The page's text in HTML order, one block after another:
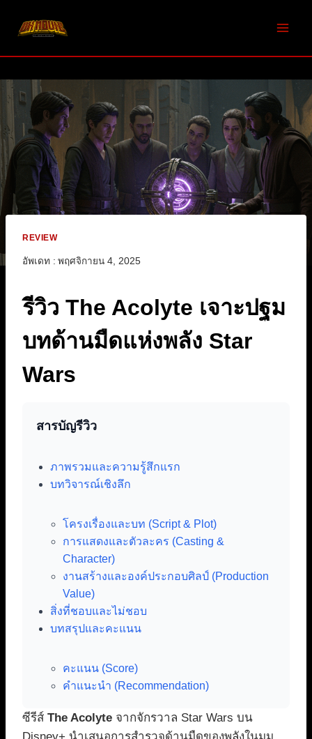
REVIEW
อัพเดท : พฤศจิกายน 4, 2025
รีวิว The Acolyte เจาะปฐม
บทด้านมืดแห่งพลัง Star
Wars
สารบัญรีวิว
ภาพรวมและความรู้สึกแรก
บทวิจารณ์เชิงลึก
โครงเรื่องและบท (Script & Plot)
การแสดงและตัวละคร (Casting &
Character)
งานสร้างและองค์ประกอบศิลป์ (Production
Value)
สิ่งที่ชอบและไม่ชอบ
บทสรุปและคะแนน
คะแนน (Score)
คำแนะนำ (Recommendation)
ซีรีส์ The Acolyte จากจักรวาล Star Wars บน